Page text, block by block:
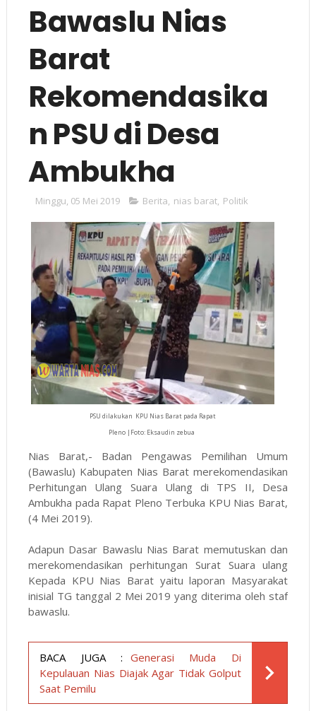
Bawaslu Nias
Barat
Rekomendasika
n PSU di Desa
Ambukha
Minggu, 05 Mei 2019 Berita, nias barat, Politik
PSU dilakukan KPU Nias Barat pada Rapat
Pleno |Foto: Eksaudin zebua
Nias Barat,- Badan Pengawas Pemilihan Umum
(Bawaslu) Kabupaten Nias Barat merekomendasikan
Perhitungan Ulang Suara Ulang di TPS II, Desa
Ambukha pada Rapat Pleno Terbuka KPU Nias Barat,
(4 Mei 2019).
Adapun Dasar Bawaslu Nias Barat memutuskan dan
merekomendasikan perhitungan Surat Suara ulang
Kepada KPU Nias Barat yaitu laporan Masyarakat
inisial TG tanggal 2 Mei 2019 yang diterima oleh staf
bawaslu.
BACA JUGA : Generasi Muda Di
Kepulauan Nias Diajak Agar Tidak Golput
Saat Pemilu